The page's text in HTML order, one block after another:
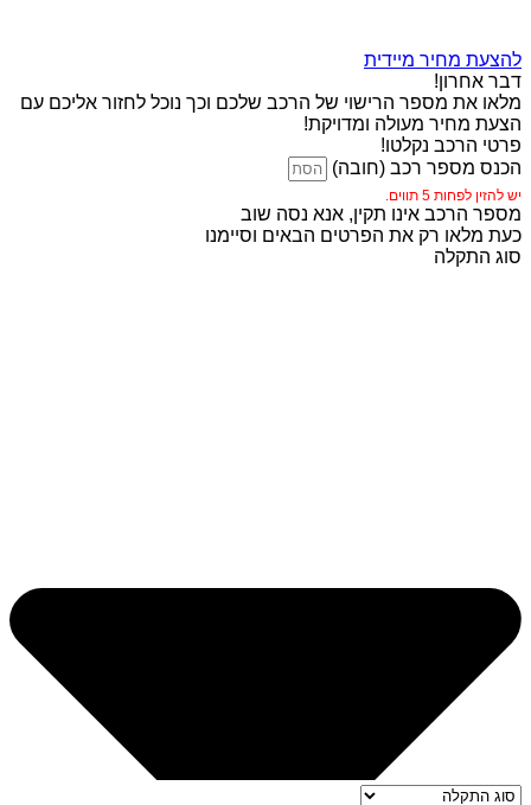
להצעת מחיר מיידית
דבר אחרון!
מלאו את מספר הרישוי של הרכב שלכם וכך נוכל לחזור אליכם עם
הצעת מחיר מעולה ומדויקת!
פרטי הרכב נקלטו!
הכנס מספר רכב (חובה)
יש להזין לפחות 5 תווים.
מספר הרכב אינו תקין, אנא נסה שוב
כעת מלאו רק את הפרטים הבאים וסיימנו
סוג התקלה